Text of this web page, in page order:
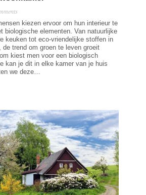
kiezen ervoor om hun interieur te
biologische elementen. Van natuurlijke
keuken tot eco-vriendelijke stoffen in
de trend om groen te leven groeit
kiest men voor een biologisch
kan je dit in elke kamer van je huis
we deze…